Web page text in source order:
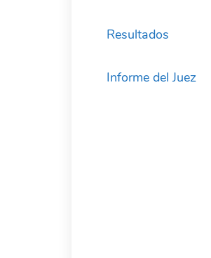
Resultados
Informe del Juez